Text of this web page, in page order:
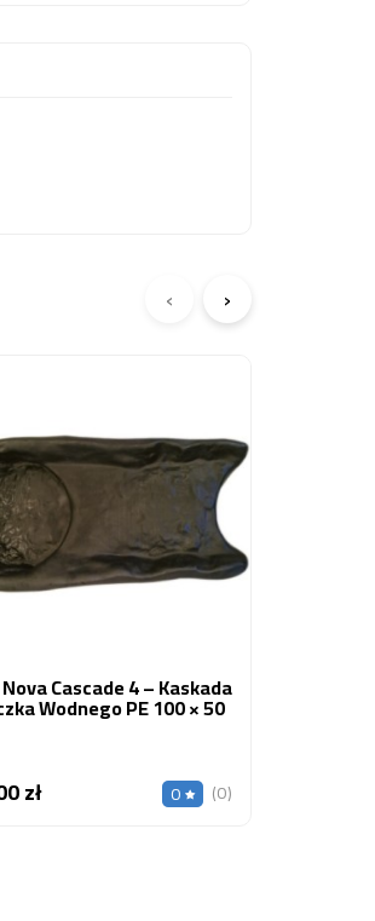
Cascade 4 – Kaskada
Wodnego PE 100 × 50
złCena 0 (0)
‹ ›